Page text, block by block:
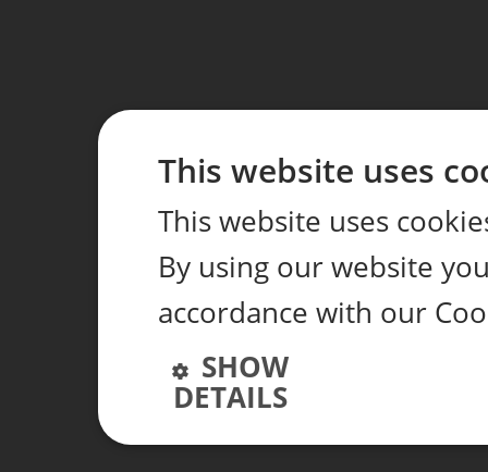
This website uses
This website uses
By using our website
accordance with our
SHOW
DETAILS